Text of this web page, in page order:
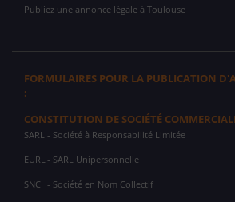
Publiez une annonce légale à Toulouse
FORMULAIRES POUR LA PUBLICATION
:
CONSTITUTION DE SOCIÉTÉ
SARL - Société à Responsabilité Limitée
EURL - SARL Unipersonnelle
SNC - Société en Nom Collectif